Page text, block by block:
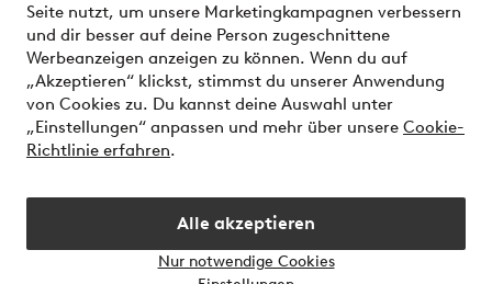
Seite nutzt, um unsere Marketingkampagnen verbessern
und dir besser auf deine Person zugeschnittene
Werbeanzeigen anzeigen zu können. Wenn du auf
„Akzeptieren“ klickst, stimmst du unserer Anwendung
von Cookies zu. Du kannst deine Auswahl unter
„Einstellungen“ anpassen und mehr über unsere Cookie-
Richtlinie erfahren.
Alle akzeptieren
Nur notwendige Cookies
Möchtest du mehr über unsere
Zahlungsmöglichkeitenerfahren?